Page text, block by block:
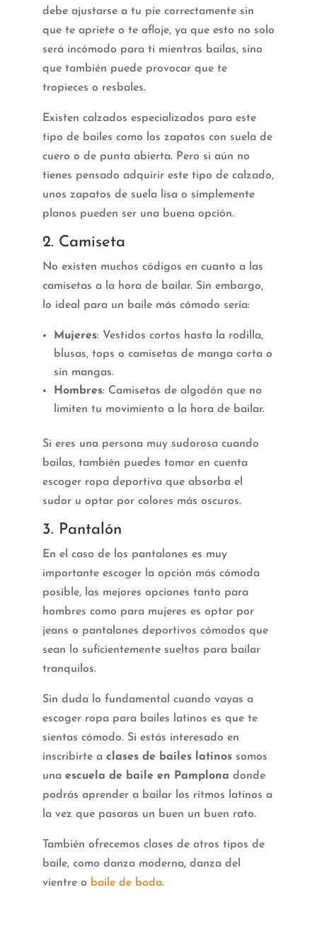
debe ajustarse a tu pie correctamente sin
que te apriete o te afloje, ya que esto no solo
será incómodo para ti mientras bailas, sino
que también puede provocar que te
tropieces o resbales.
Existen calzados especializados para este
tipo de bailes como los zapatos con suela de
cuero o de punta abierta. Pero si aún no
tienes pensado adquirir este tipo de calzado,
unos zapatos de suela lisa o simplemente
planos pueden ser una buena opción.
2. Camiseta
No existen muchos códigos en cuanto a las
camisetas a la hora de bailar. Sin embargo,
lo ideal para un baile más cómodo sería:
Mujeres: Vestidos cortos hasta la rodilla,
blusas, tops o camisetas de manga corta o
sin mangas.
Hombres: Camisetas de algodón que no
limiten tu movimiento a la hora de bailar.
Si eres una persona muy sudorosa cuando
bailas, también puedes tomar en cuenta
escoger ropa deportiva que absorba el
sudor u optar por colores más oscuros.
3. Pantalón
En el caso de los pantalones es muy
importante escoger la opción más cómoda
posible, las mejores opciones tanto para
hombres como para mujeres es optar por
jeans o pantalones deportivos cómodos que
sean lo suficientemente sueltos para bailar
tranquilos.
Sin duda lo fundamental cuando vayas a
escoger ropa para bailes latinos es que te
sientas cómodo. Si estás interesado en
inscribirte a clases de bailes latinossomos
una escuela de baile en Pamplona donde
podrás aprender a bailar los ritmos latinos a
la vez que pasaras un buen un buen rato.
También ofrecemos clases de otros tipos de
baile, como danza moderna, danza del
vientre o baile de boda.